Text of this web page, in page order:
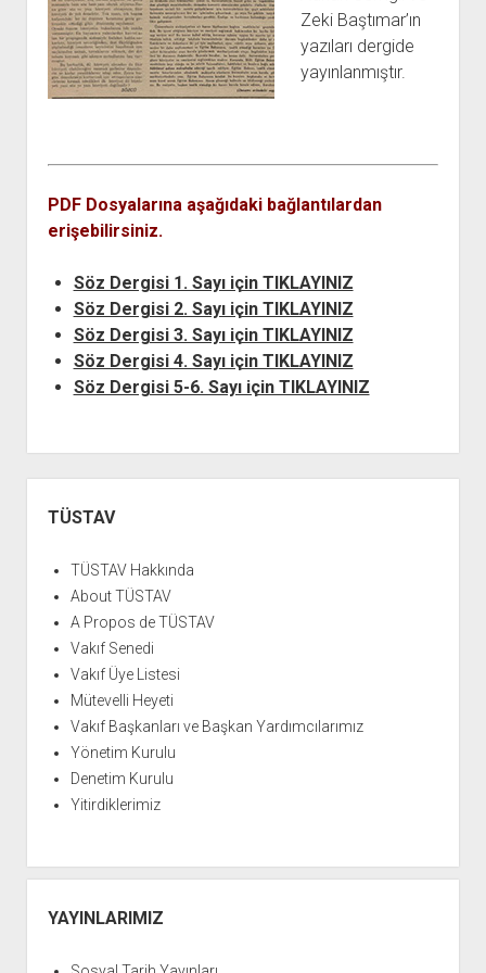
BARIŞ HAREKETLERİ ARŞİV FONU
DAVA DOSYALARI ARŞİV FONU
GÖRSEL-İŞİTSEL ARŞİV FONU
SOL HAREKETLER KİTAPLIĞI
EMEK HAREKETİ KİTAPLIĞI
BARIŞ HAREKETİ KİTAPLIĞI
ANTİKOMÜNİZM KİTAPLIĞI
NÂZIM HİKMET KİTAPLIĞI
HİKMET KIVILCIMLI KİTAPLIĞI
KERİM SADİ KİTAPLIĞI
HAYDAR RİFAT KİTAPLIĞI
YURTDIŞI KİTAPLIĞI
açılır
menüyü
GDF KİTAPLIĞI
ÜYE BAŞVURU FORMU
ARŞİVLERDEN YARARLANMA FORMU
KİTAP ABONE FORMU
İLETİŞİM
açılır
menüyü
aç
İLETİŞİM BİLGİLERİ
BANKA HESAPLARIMIZ
Zeki Baştımar’ın
yazıları dergide
yayınlanmıştır.
PDF Dosyalarına aşağıdaki bağlantılardan
erişebilirsiniz.
Söz Dergisi 1. Sayı için TIKLAYINIZ
Söz Dergisi 2. Sayı için TIKLAYINIZ
Söz Dergisi 3. Sayı için TIKLAYINIZ
Söz Dergisi 4. Sayı için TIKLAYINIZ
Söz Dergisi 5-6. Sayı için TIKLAYINIZ
Menü
TÜSTAV
TÜSTAV Hakkında
About TÜSTAV
A Propos de TÜSTAV
Vakıf Senedi
Vakıf Üye Listesi
Mütevelli Heyeti
Vakıf Başkanları ve Başkan Yardımcılarımız
Yönetim Kurulu
Denetim Kurulu
Yitirdiklerimiz
YAYINLARIMIZ